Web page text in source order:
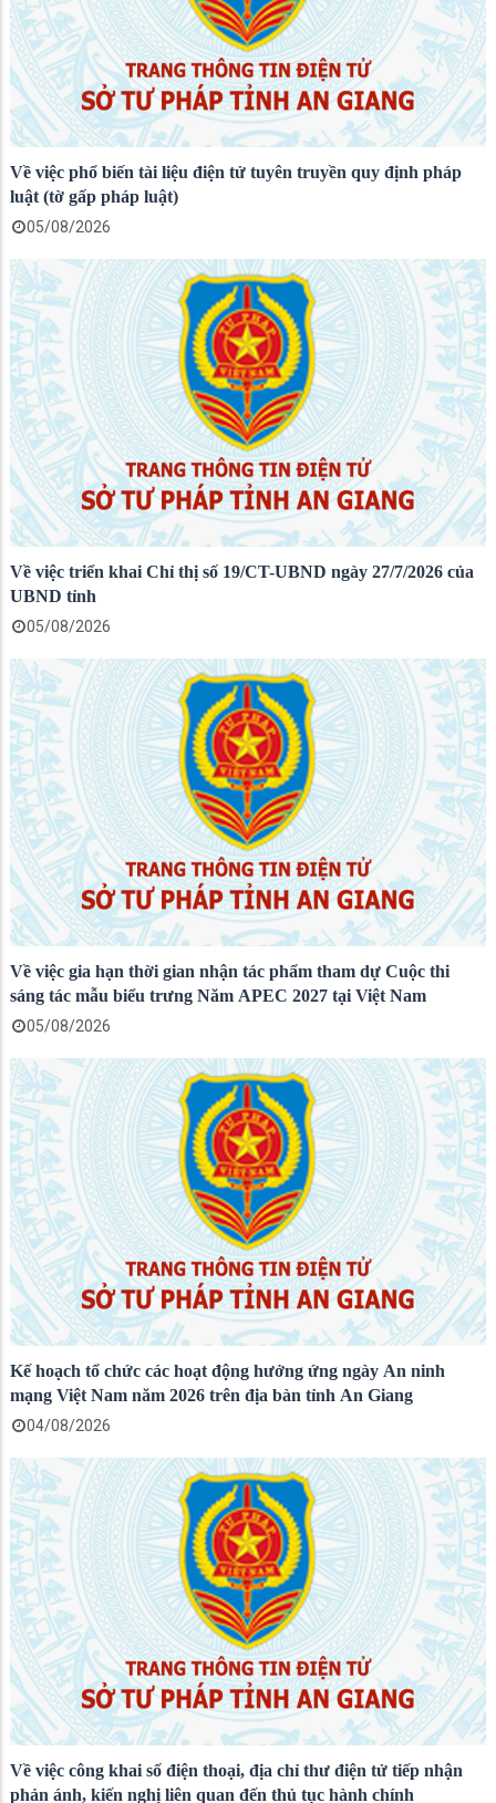
Về việc phổ biến tài liệu điện tử tuyên truyền quy định pháp
luật (tờ gấp pháp luật)
05/08/2026
Về việc triển khai Chỉ thị số 19/CT-UBND ngày 27/7/2026 của
UBND tỉnh
05/08/2026
Về việc gia hạn thời gian nhận tác phẩm tham dự Cuộc thi
sáng tác mẫu biểu trưng Năm APEC 2027 tại Việt Nam
05/08/2026
Kế hoạch tổ chức các hoạt động hưởng ứng ngày An ninh
mạng Việt Nam năm 2026 trên địa bàn tỉnh An Giang
04/08/2026
Về việc công khai số điện thoại, địa chỉ thư điện tử tiếp nhận
phản ánh, kiến nghị liên quan đến thủ tục hành chính